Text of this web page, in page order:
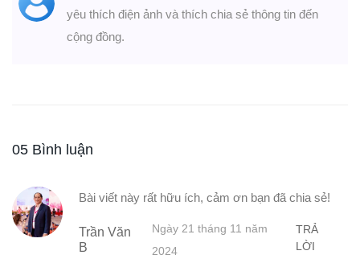
yêu thích điện ảnh và thích chia sẻ thông tin đến
cộng đồng.
05 Bình luận
Bài viết này rất hữu ích, cảm ơn bạn đã chia sẻ!
Trần Văn
B
Ngày 21 tháng 11 năm
2024
TRẢ
LỜI